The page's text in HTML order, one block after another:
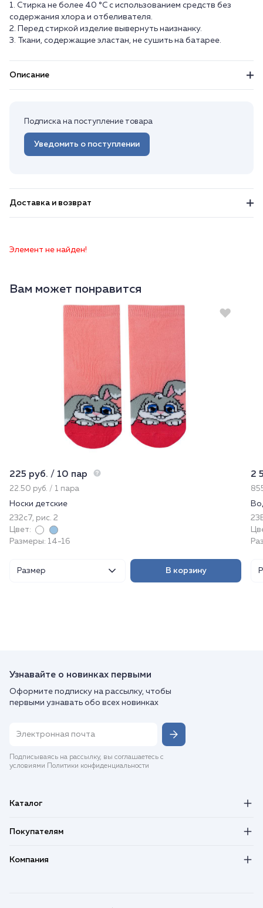
1. Стирка не более 40 °C с использованием средств без
содержания хлора и отбеливателя.
2. Перед стиркой изделие вывернуть наизнанку.
3. Ткани, содержащие эластан, не сушить на батарее.
Описание
Подписка на поступление товара
Уведомить о поступлении
Доставка и возврат
Элемент не найден!
Вам может понравится
225 руб. / 10 пар
22.50 руб. / 1 пара
Носки детские
232с7, рис. 2
Цвет:
Размеры: 14-16
Размер В корзину
2
Узнавайте о новинках первыми
Оформите подписку на рассылку, чтобы
первыми узнавать обо всех новинках
Подписываясь на рассылку, вы соглашаетесь с
условиями Политики конфиденциальности
Каталог
Покупателям
Компания